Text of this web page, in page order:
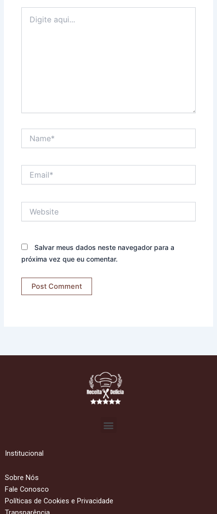
aqui...
Salvar meus dados neste navegador para a
próxima vez que eu comentar.
Menu
Institucional
Sobre Nós
Fale Conosco
Políticas de Cookies e Privacidade